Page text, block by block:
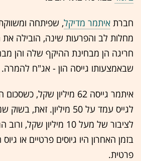
חברת איתמר מדיקל, שפיתחה
מחלות לב והפרעות שינה, הובילה
חריגה הן מבחינת ההיקף שלה והן
שבאמצעותו גייסה הון - אג"ח להמרה.
איתמר גייסה 62 מיליון שקל,
לגייס עמד על 50 מיליון.
לציבור של מעל 10 מיליון
בזמן האחרון היו גיוסים פרטיים או
פרטית.